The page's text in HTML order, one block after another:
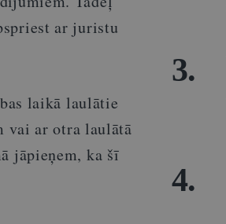
ar juristu
laikā laulātie
vai ar otra laulātā
jāpieņem, ka šī
3.
4.